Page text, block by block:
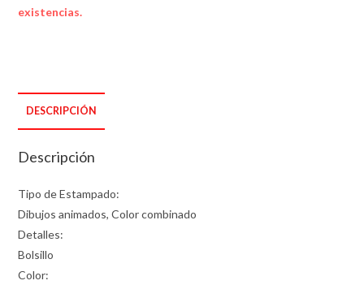
existencias.
DESCRIPCIÓN
Descripción
Tipo de Estampado:
Dibujos animados, Color combinado
Detalles:
Bolsillo
Color: